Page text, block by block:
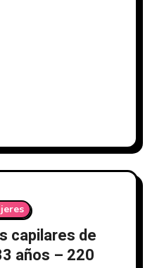
capilares de
años – 220